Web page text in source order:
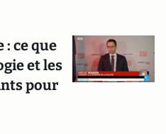
: ce que
et les
pour